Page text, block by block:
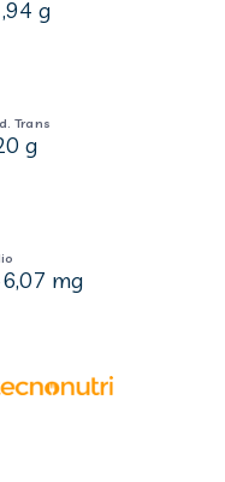
g
Trans
g
mg